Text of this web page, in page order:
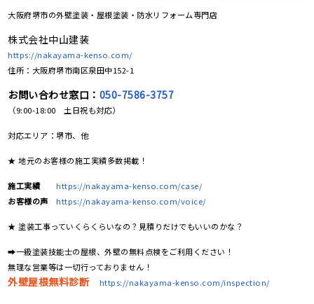
大阪府堺市の外壁塗装・屋根塗装・防水リフォーム専門店
株式会社中山建装
https://nakayama-kenso.com/
住所：大阪府堺市南区泉田中152-1
お問い合わせ窓口： 050-7586-3757
（9:00-18:00 土日祝も対応）
対応エリア：堺市、他
★ 地元のお客様の施工実績多数掲載！
施工実績
https://nakayama-kenso.com/case/
お客様の声
https://nakayama-kenso.com/voice/
★ 塗装工事っていくらくらいなの？見積りだけでもいいのかな？
➡一級塗装技能士の屋根、外壁の無料点検をご利用ください！
無理な営業等は一切行っておりません！
外壁屋根無料診断 https://nakayama-kenso.com/inspection/